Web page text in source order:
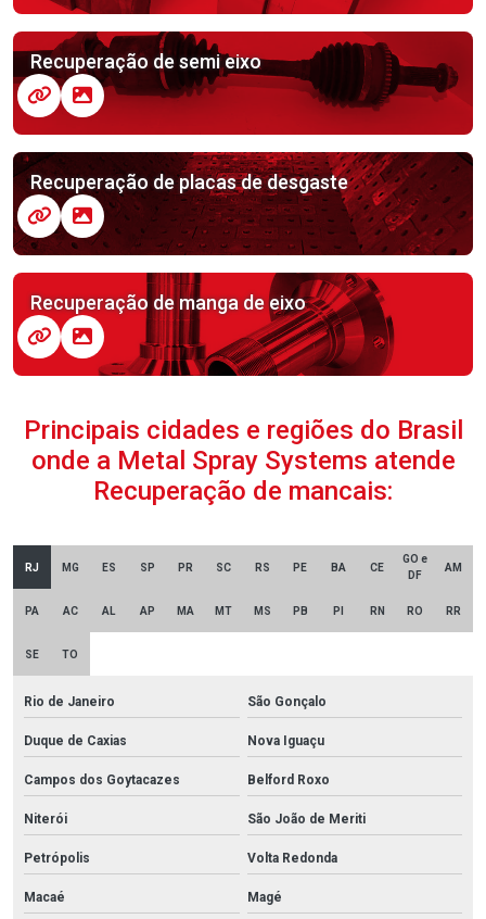
Recuperação de semi eixo
Recuperação de placas de desgaste
Recuperação de manga de eixo
Principais cidades e regiões do Brasil
onde a Metal Spray Systems atende
Recuperação de mancais:
RJ MG ES SP PR SC RS PE BA CE
GO e
DF
AM
PA AC AL AP MA MT MS PB PI RN RO RR
SE TO
Rio de Janeiro São Gonçalo
Duque de Caxias Nova Iguaçu
Campos dos Goytacazes Belford Roxo
Niterói São João de Meriti
Petrópolis Volta Redonda
Macaé Magé